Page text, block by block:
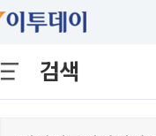
검색